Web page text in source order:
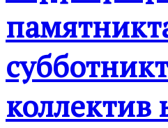
коллектив